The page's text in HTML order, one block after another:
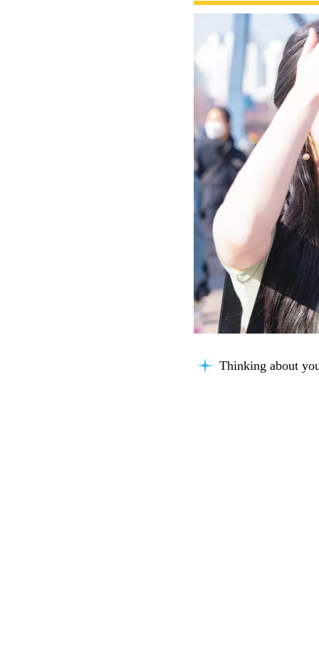
Thinking about